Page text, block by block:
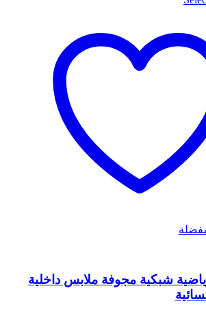
شبكية مجوفة ملابس داخلية